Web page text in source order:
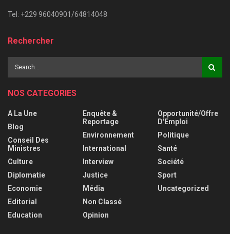
Tel: +229 96040901/64814048
Rechercher
NOS CATEGORIES
A La Une
Blog
Conseil Des
Ministres
Culture
Diplomatie
Economie
Editorial
Education
Enquête &
Reportage
Environnement
International
Interview
Justice
Média
Non Classé
Opinion
Opportunité/Offre
D'Emploi
Politique
Santé
Société
Sport
Uncategorized